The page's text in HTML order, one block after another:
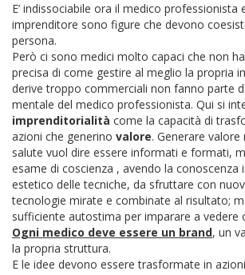
E’ indissociabile ora il medico professionista
imprenditore sono figure che devono
persona.
Però ci sono medici molto capaci che non
precisa di come gestire al meglio la propria
derive troppo commerciali non fanno parte
mentale del medico professionista. Qui si
imprenditorialità come la capacità di
azioni che generino valore. Generare
salute vuol dire essere informati e formati,
esame di coscienza , avendo la conoscenza
estetico delle tecniche, da sfruttare con
tecnologie mirate e combinate al risultato;
sufficiente autostima per imparare a vedere
Ogni medico deve essere un brand, un
la propria struttura.
E le idee devono essere trasformate in